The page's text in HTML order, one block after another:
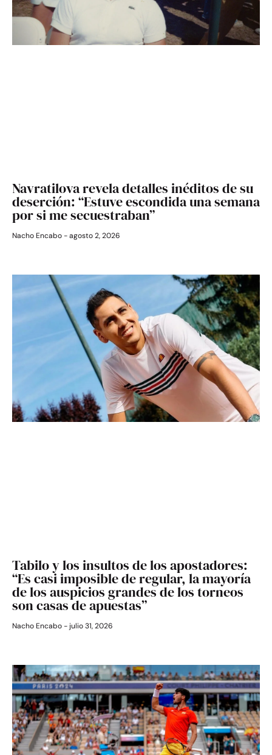
Navratilova revela detalles inéditos de su
deserción: “Estuve escondida una semana
por si me secuestraban”
Nacho Encabo agosto 2, 2026
Tabilo y los insultos de los apostadores:
“Es casi imposible de regular, la mayoría
de los auspicios grandes de los torneos
son casas de apuestas”
Nacho Encabo julio 31, 2026